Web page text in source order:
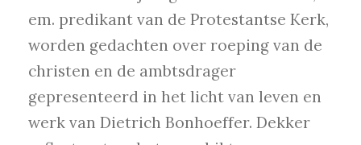
em. predikant van de Protestantse Kerk,
worden gedachten over roeping van de
christen en de ambtsdrager
gepresenteerd in het licht van leven en
werk van Dietrich Bonhoeffer. Dekker